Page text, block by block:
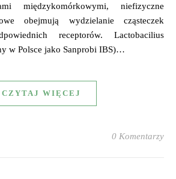
międzykomórkowymi, niefizyczne
obejmują wydzielanie cząsteczek
receptorów. Lactobacilius
w Polsce jako Sanprobi IBS)…
CZYTAJ WIĘCEJ
0 Komentarzy